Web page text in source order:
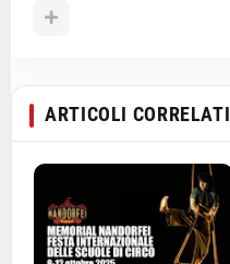
ARTICOLI CORRELATI